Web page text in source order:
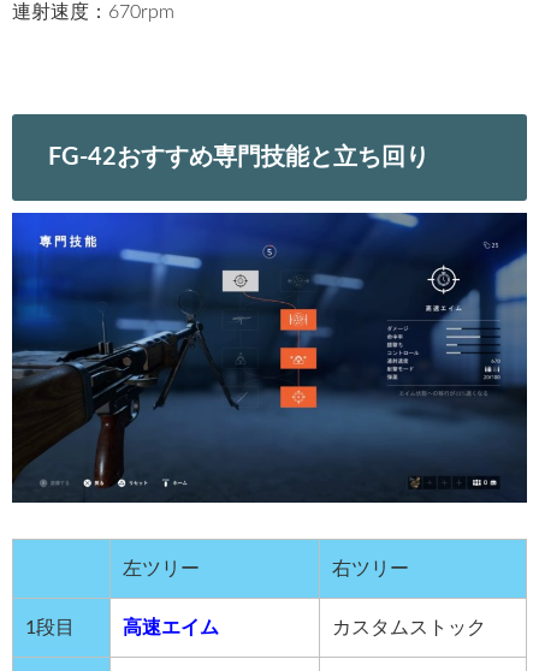
連射速度： 670rpm
FG-42おすすめ専門技能と立ち回り
左ツリー 右ツリー
1段目 高速エイム カスタムストック